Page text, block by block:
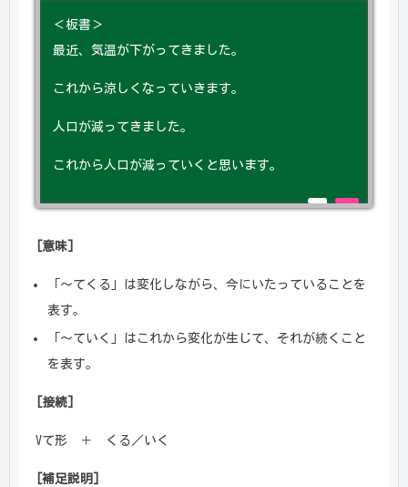
＜板書＞
最近、気温が下がってきました。
これから涼しくなっていきます。
人口が減ってきました。
これから人口が減っていくと思います。
[意味]
「～てくる」は変化しながら、今にいたっていることを
表す。
「～ていく」はこれから変化が生じて、それが続くこと
を表す。
[接続]
Vて形 ＋ くる／いく
[補足説明]